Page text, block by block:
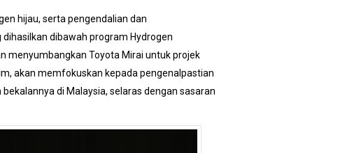
hijau, serta pengendalian dan
dibawah program Hydrogen
menyumbangkan Toyota Mirai untuk projek
akan memfokuskan kepada pengenalpastian
di Malaysia, selaras dengan sasaran